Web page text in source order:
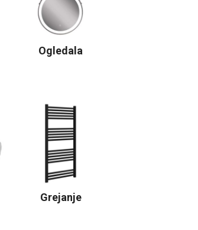
Ogledala
Grejanje